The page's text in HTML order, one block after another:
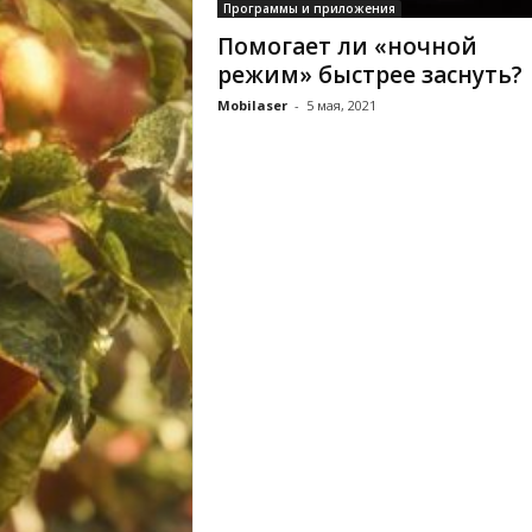
Программы и приложения
Помогает ли «ночной
режим» быстрее заснуть?
Mobilaser - 5 мая, 2021